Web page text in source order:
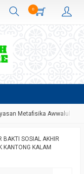
0
Metafisika Awwalul
BAKTI SOSIAL AKHIR
KANTONG KALAM